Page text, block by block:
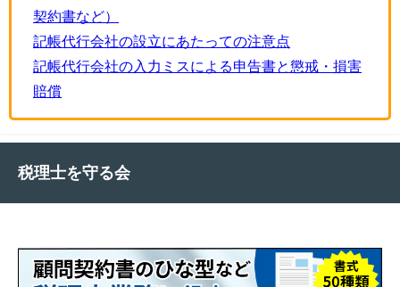
契約書など）
記帳代行会社の設立にあたっての注意点
記帳代行会社の入力ミスによる申告書と懲戒・損害
賠償
税理士を守る会